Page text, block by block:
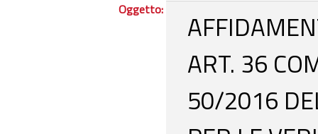
Oggetto:
ART. 36
50/2016